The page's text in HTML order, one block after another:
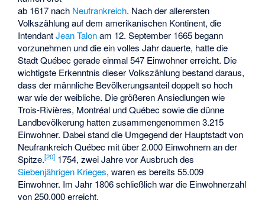
ab 1617 nach Neufrankreich. Nach der allerersten
Volkszählung auf dem amerikanischen Kontinent, die
IntendantJean Talonam 12. September 1665 begann
vorzunehmen und die ein volles Jahr dauerte, hatte die
Stadt Québec gerade einmal 547 Einwohner erreicht. Die
wichtigste Erkenntnis dieser Volkszählung bestand daraus,
dass der männliche Bevölkerungsanteil doppelt so hoch
war wie der weibliche. Die größeren Ansiedlungen wie
Trois-Rivières, Montréal und Québec sowie die dünne
Landbevölkerung hatten zusammengenommen 3.215
Einwohner. Dabei stand die Umgegend der Hauptstadt von
Neufrankreich Québec mit über 2.000 Einwohnern an der
Spitze.[20] 1754, zwei Jahre vor Ausbruch des
Siebenjährigen Krieges, waren es bereits 55.009
Einwohner. Im Jahr 1806 schließlich war die Einwohnerzahl
von 250.000 erreicht.